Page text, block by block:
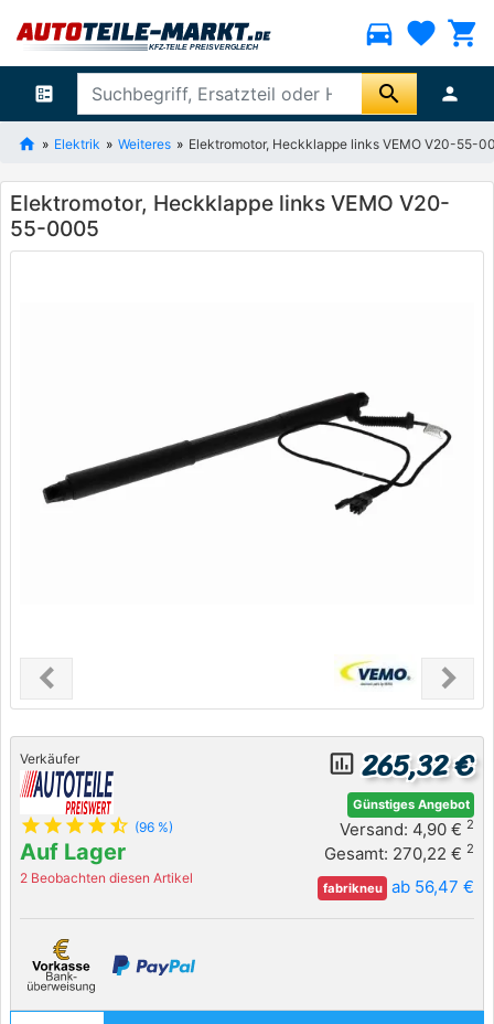
directions_car favorite shopping_cart
ballot search person
Elektrik Weiteres Elektromotor, Heckklappe links VEMO V20-55-
Elektromotor, Heckklappe links VEMO V20-
55-0005
chevron_leftPrevious chevron_right
Next
Verkäufer
star star star star star_half (96 %)
Auf Lager
2 Beobachten diesen Artikel
insert_chart_outlined 265,32 €
Günstiges Angebot
Versand: 4,90 € 2
Gesamt: 270,22 € 2
fabrikneu ab 56,47 €